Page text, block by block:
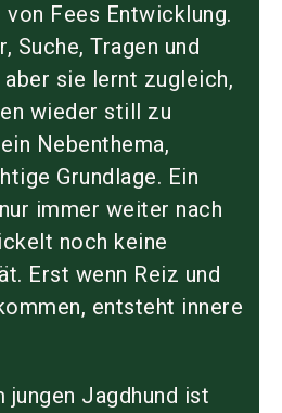
Fees Entwicklung.
Suche, Tragen und
sie lernt zugleich,
wieder still zu
Nebenthema,
Grundlage. Ein
immer weiter nach
noch keine
Erst wenn Reiz und
entsteht innere
jungen Jagdhund ist